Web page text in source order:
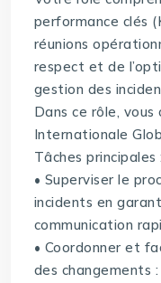
performance clés
réunions
respect et de
gestion des
Dans ce rôle, vous
Internationale
Tâches principales :
• Superviser le
incidents en
communication
• Coordonner et
des changements